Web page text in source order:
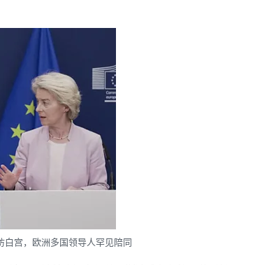
白宫，欧洲多国领导人罕见陪同